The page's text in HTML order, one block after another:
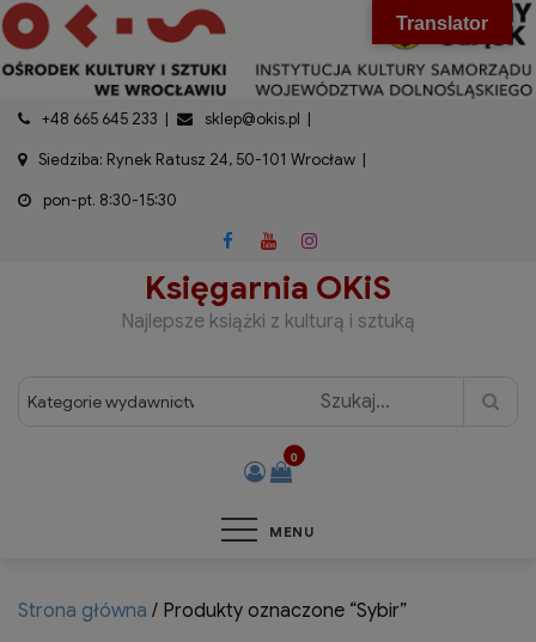
treści
Skip
to
content
+48 665 645 233
sklep@okis.pl
Siedziba: Rynek Ratusz 24, 50-101 Wrocław
pon-pt. 8:30-15:30
Księgarnia OKiS
Najlepsze książki z kulturą i sztuką
0
MENU
Strona główna / Produkty oznaczone “Sybir”
Translator